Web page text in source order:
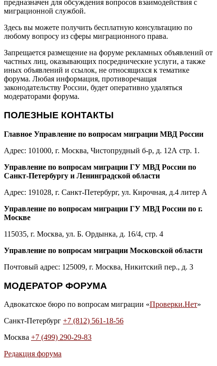
предназначен для обсуждения вопросов взаимодействия с
миграционной службой.
Здесь вы можете получить бесплатную консультацию по
любому вопросу из сферы миграционного права.
Запрещается размещение на форуме рекламных объявлений от
частных лиц, оказывающих посреднические услуги, а также
иных объявлений и ссылок, не относящихся к тематике
форума. Любая информация, противоречащая
законодательству России, будет оперативно удаляться
модераторами форума.
ПОЛЕЗНЫЕ КОНТАКТЫ
Главное Управление по вопросам миграции МВД России
Адрес: 101000, г. Москва, Чистопрудный б-р, д. 12А стр. 1.
Управление по вопросам миграции ГУ МВД России по
Санкт-Петербургу и Ленинградской области
Адрес: 191028, г. Санкт-Петербург, ул. Кирочная, д.4 литер А
Управление по вопросам миграции ГУ МВД России по г.
Москве
115035, г. Москва, ул. Б. Ордынка, д. 16/4, стр. 4
Управление по вопросам миграции Московской области
Почтовый адрес: 125009, г. Москва, Никитский пер., д. 3
МОДЕРАТОР ФОРУМА
Адвокатское бюро по вопросам миграции «Проверки.Нет»
Санкт-Петербург +7 (812) 561-18-56
Москва +7 (499) 290-29-83
Редакция форума